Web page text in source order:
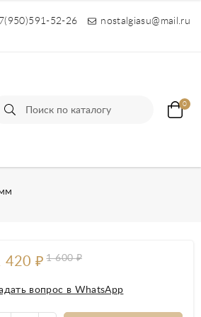
52-26 nostalgiasu@mail.ru
0
420₽ 1 600₽
вопрос в WhatsApp